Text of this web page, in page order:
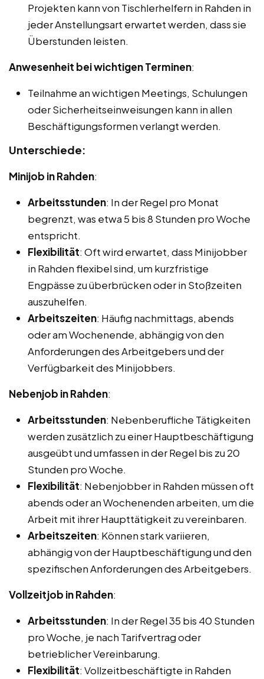
Projekten kann von Tischlerhelfern in Rahden in
jeder Anstellungsart erwartet werden, dass sie
Überstunden leisten.
Anwesenheit bei wichtigen Terminen:
Teilnahme an wichtigen Meetings, Schulungen
oder Sicherheitseinweisungen kann in allen
Beschäftigungsformen verlangt werden.
Unterschiede:
Minijob in Rahden:
Arbeitsstunden: In der Regel pro Monat
begrenzt, was etwa 5 bis 8 Stunden pro Woche
entspricht.
Flexibilität: Oft wird erwartet, dass Minijobber
in Rahden flexibel sind, um kurzfristige
Engpässe zu überbrücken oder in Stoßzeiten
auszuhelfen.
Arbeitszeiten: Häufig nachmittags, abends
oder am Wochenende, abhängig von den
Anforderungen des Arbeitgebers und der
Verfügbarkeit des Minijobbers.
Nebenjob in Rahden:
Arbeitsstunden: Nebenberufliche Tätigkeiten
werden zusätzlich zu einer Hauptbeschäftigung
ausgeübt und umfassen in der Regel bis zu 20
Stunden pro Woche.
Flexibilität: Nebenjobber in Rahden müssen oft
abends oder an Wochenenden arbeiten, um die
Arbeit mit ihrer Haupttätigkeit zu vereinbaren.
Arbeitszeiten: Können stark variieren,
abhängig von der Hauptbeschäftigung und den
spezifischen Anforderungen des Arbeitgebers.
Vollzeitjob in Rahden:
Arbeitsstunden: In der Regel 35 bis 40 Stunden
pro Woche, je nach Tarifvertrag oder
betrieblicher Vereinbarung.
Flexibilität: Vollzeitbeschäftigte in Rahden